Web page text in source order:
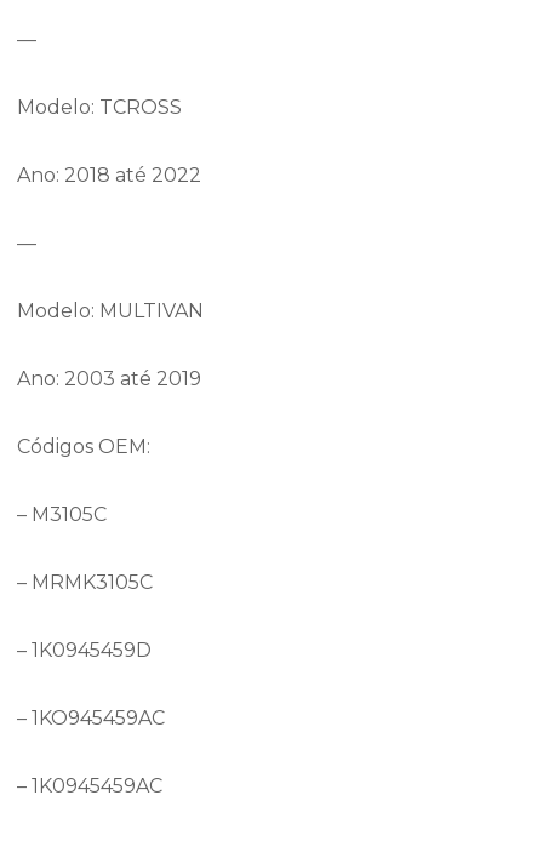
—
Modelo: TCROSS
Ano: 2018 até 2022
—
Modelo: MULTIVAN
Ano: 2003 até 2019
Códigos OEM:
– M3105C
– MRMK3105C
– 1K0945459D
– 1KO945459AC
– 1K0945459AC